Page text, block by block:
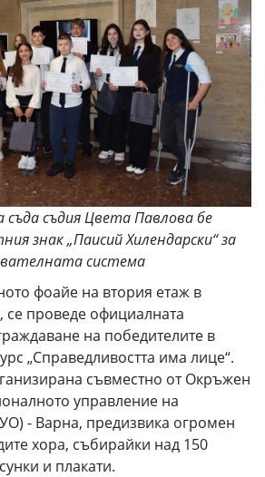
съдия Цвета Павлова бе
знак „Паисий Хилендарски“ за
система
фоайе на втория етаж в
се проведе официалната
на победителите в
„Справедливостта има лице“.
съвместно от Окръжен
управление на
- Варна, предизвика огромен
хора, събирайки над 150
и плакати.